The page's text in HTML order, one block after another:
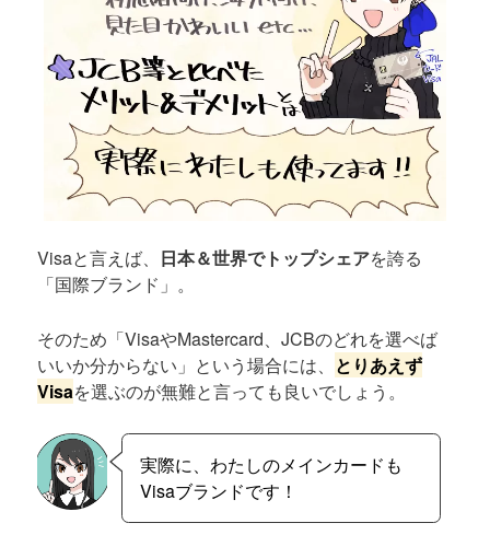
Visaと言えば、 日本＆世界でトップシェアを誇る
「国際ブランド」。
そのため「VisaやMastercard、JCBのどれを選べば
いいか分からない」という場合には、 とりあえず
Visaを選ぶのが無難と言っても良いでしょう。
実際に、わたしのメインカードも
Visaブランドです！